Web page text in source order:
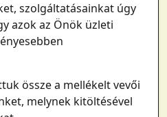
szolgáltatásainkat úgy
azok az Önök üzleti
össze a mellékelt vevői
melynek kitöltésével